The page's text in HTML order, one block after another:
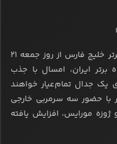
بیست و دومین دوره مسابقات لیگ برتر خلیج فارس از روز جمعه ۲۱
خواهد شد. ۱۶ باشگاه برتر ایران، امسال با جذب
یک جدال تمام‌عیار خواهند
با حضور سه سرمربی خارجی
ژوزه مورایس، افزایش یافته